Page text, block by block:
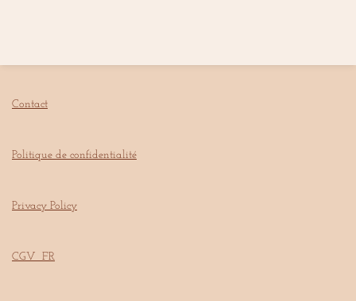
Contact
Politique de confidentialité
Privacy Policy
CGV FR